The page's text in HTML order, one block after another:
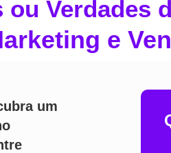
Verdades
e
um